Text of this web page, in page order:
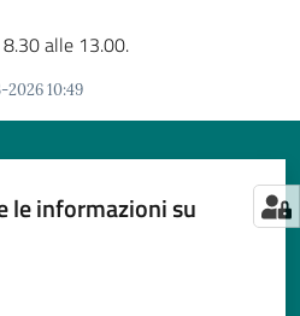
8.30 alle 13.00.
10:49
le informazioni su